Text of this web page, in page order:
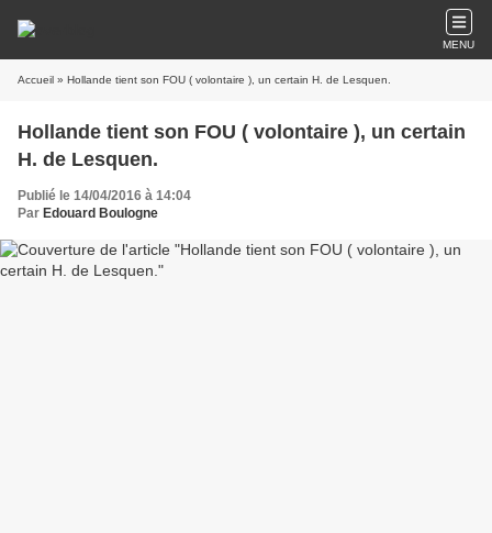
MENU
Accueil » Hollande tient son FOU ( volontaire ), un certain H. de Lesquen.
Hollande tient son FOU ( volontaire ), un certain
H. de Lesquen.
Publié le 14/04/2016 à 14:04
Par Edouard Boulogne